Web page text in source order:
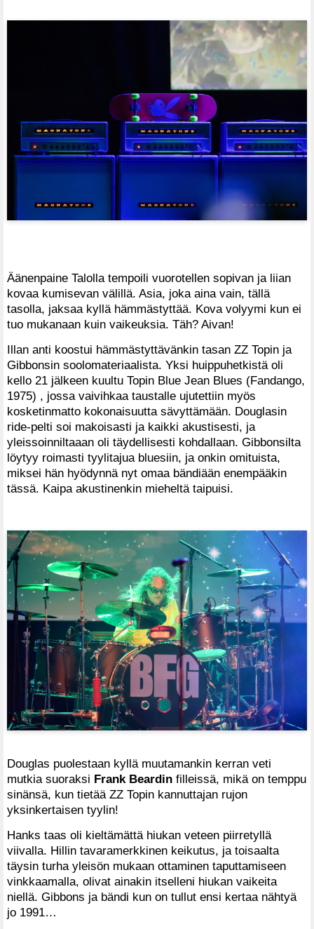
Äänenpaine Talolla tempoili vuorotellen sopivan ja liian
kovaa kumisevan välillä. Asia, joka aina vain, tällä
tasolla, jaksaa kyllä hämmästyttää. Kova volyymi kun ei
tuo mukanaan kuin vaikeuksia. Täh? Aivan!
Illan anti koostui hämmästyttävänkin tasan ZZ Topin ja
Gibbonsin soolomateriaalista. Yksi huippuhetkistä oli
kello 21 jälkeen kuultu Topin Blue Jean Blues (Fandango,
1975) , jossa vaivihkaa taustalle ujutettiin myös
kosketinmatto kokonaisuutta sävyttämään. Douglasin
ride-pelti soi makoisasti ja kaikki akustisesti, ja
yleissoinniltaaan oli täydellisesti kohdallaan. Gibbonsilta
löytyy roimasti tyylitajua bluesiin, ja onkin omituista,
miksei hän hyödynnä nyt omaa bändiään enempääkin
tässä. Kaipa akustinenkin mieheltä taipuisi.
Douglas puolestaan kyllä muutamankin kerran veti
mutkia suoraksi Frank Beardin filleissä, mikä on temppu
sinänsä, kun tietää ZZ Topin kannuttajan rujon
yksinkertaisen tyylin!
Hanks taas oli kieltämättä hiukan veteen piirretyllä
viivalla. Hillin tavaramerkkinen keikutus, ja toisaalta
täysin turha yleisön mukaan ottaminen taputtamiseen
vinkkaamalla, olivat ainakin itselleni hiukan vaikeita
niellä. Gibbons ja bändi kun on tullut ensi kertaa nähtyä
jo 1991…